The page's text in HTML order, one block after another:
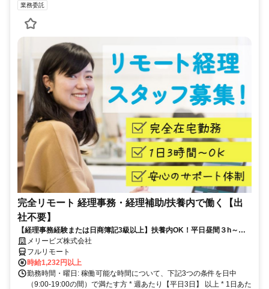
業務委託
完全リモート 経理事務・経理補助/扶養内で働く【出
社不要】
【経理事務経験または日商簿記3級以上】扶養内OK！平日昼間３h～。
完全在宅で育児・介護中の方も大歓迎♪
メリービズ株式会社
フルリモート
時給1,232円以上
勤務時間・曜日: 稼働可能な時間について、下記3つの条件を日中
（9:00-19:00の間）で満たす方 * 週あたり【平日3日】 以上 * 1日あた